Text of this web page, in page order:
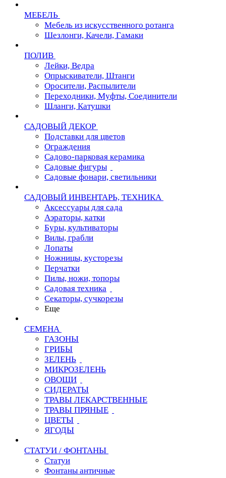
МЕБЕЛЬ
Мебель из искусственного ротанга
Шезлонги, Качели, Гамаки
ПОЛИВ
Лейки, Ведра
Опрыскиватели, Штанги
Оросители, Распылители
Переходники, Муфты, Соединители
Шланги, Катушки
САДОВЫЙ ДЕКОР
Подставки для цветов
Ограждения
Садово-парковая керамика
Садовые фигуры
Садовые фонари, светильники
САДОВЫЙ ИНВЕНТАРЬ, ТЕХНИКА
Аксессуары для сада
Аэраторы, катки
Буры, культиваторы
Вилы, грабли
Лопаты
Ножницы, кусторезы
Перчатки
Пилы, ножи, топоры
Садовая техника
Секаторы, сучкорезы
Еще
СЕМЕНА
ГАЗОНЫ
ГРИБЫ
ЗЕЛЕНЬ
МИКРОЗЕЛЕНЬ
ОВОЩИ
СИДЕРАТЫ
ТРАВЫ ЛЕКАРСТВЕННЫЕ
ТРАВЫ ПРЯНЫЕ
ЦВЕТЫ
ЯГОДЫ
СТАТУИ / ФОНТАНЫ
Статуи
Фонтаны античные